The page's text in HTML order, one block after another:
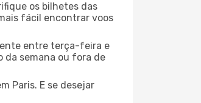
os bilhetes das
fácil encontrar voos
entre terça-feira e
da semana ou fora de
Paris. E se desejar